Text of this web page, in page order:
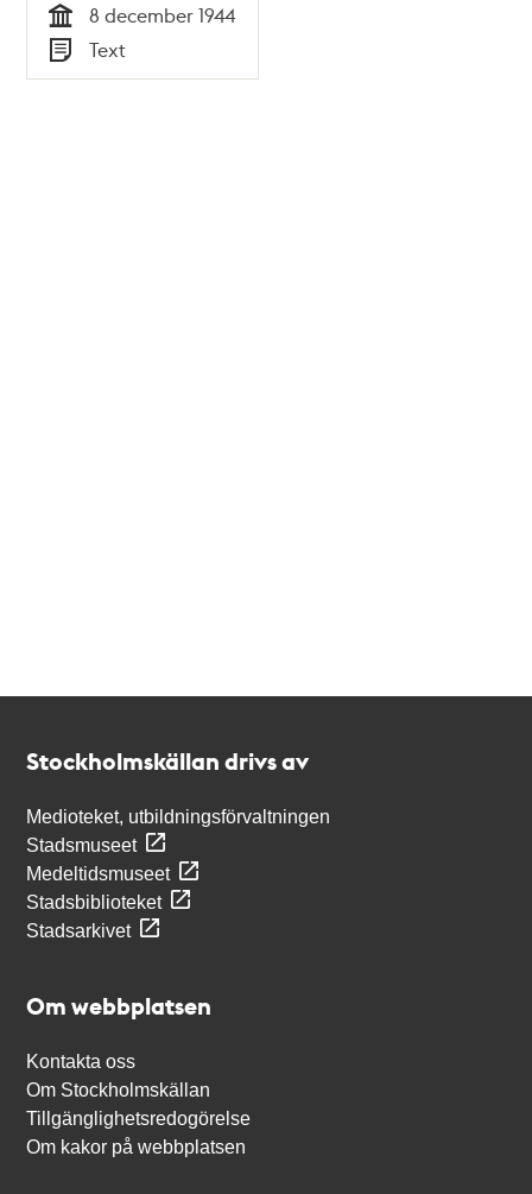
Tid
8 december 1944
Typ
Text
Stockholmskällan drivs av
Medioteket, utbildningsförvaltningen
Stadsmuseet
Medeltidsmuseet
Stadsbiblioteket
Stadsarkivet
Om webbplatsen
Kontakta oss
Om Stockholmskällan
Tillgänglighetsredogörelse
Om kakor på webbplatsen